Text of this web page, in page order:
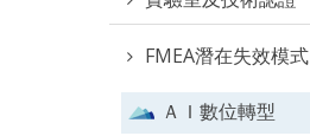
FMEA潛在失效模式
ＡＩ數位轉型